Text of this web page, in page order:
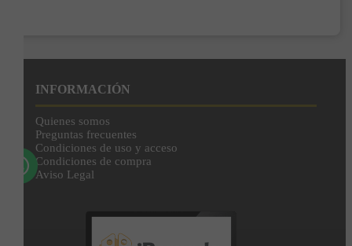
Política de Privacidad para más información.
INFORMACIÓN
Quienes somos
Preguntas frecuentes
Condiciones de uso y acceso
Condiciones de compra
Aviso Legal